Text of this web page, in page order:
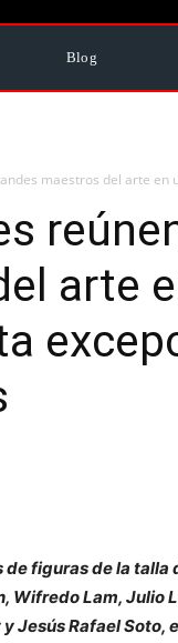
Blog
maestros del arte en
arte
figuras de la talla
Wifredo Lam, Julio
Jesús Rafael Soto,